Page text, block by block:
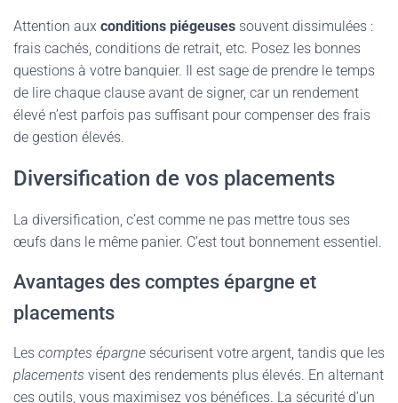
Attention aux conditions piégeuses souvent dissimulées :
frais cachés, conditions de retrait, etc. Posez les bonnes
questions à votre banquier. Il est sage de prendre le temps
de lire chaque clause avant de signer, car un rendement
élevé n’est parfois pas suffisant pour compenser des frais
de gestion élevés.
Diversification de vos placements
La diversification, c’est comme ne pas mettre tous ses
œufs dans le même panier. C’est tout bonnement essentiel.
Avantages des comptes épargne et
placements
Les comptes épargne sécurisent votre argent, tandis que les
placements visent des rendements plus élevés. En alternant
ces outils, vous maximisez vos bénéfices. La sécurité d’un